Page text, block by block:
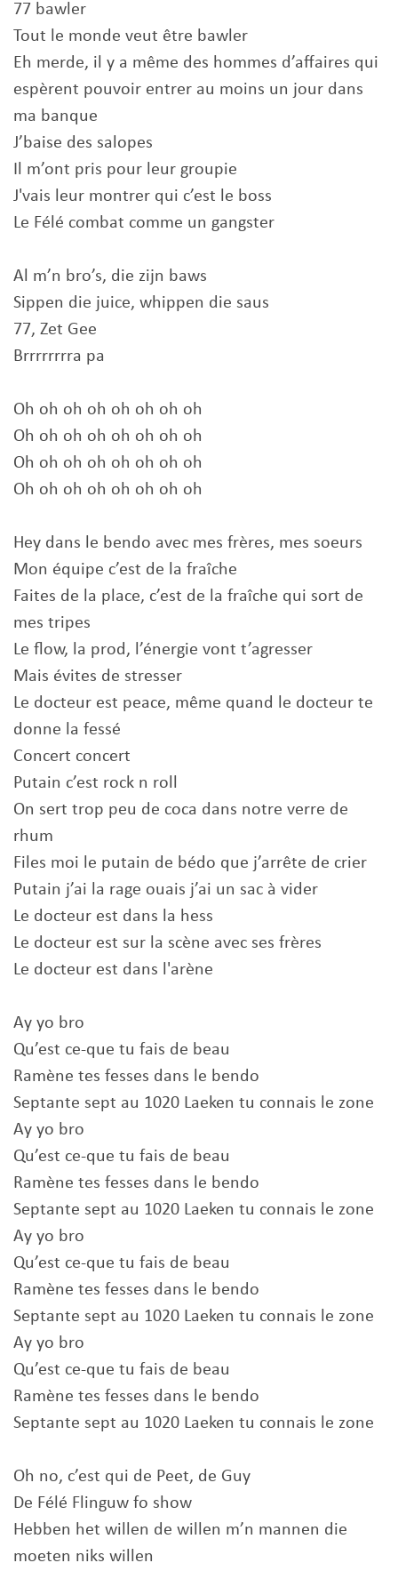
77 bawler
Tout le monde veut être bawler
Eh merde, il y a même des hommes d’affaires qui
espèrent pouvoir entrer au moins un jour dans
ma banque
J’baise des salopes
Il m’ont pris pour leur groupie
J'vais leur montrer qui c’est le boss
Le Félé combat comme un gangster
Al m’n bro’s, die zijn baws
Sippen die juice, whippen die saus
77, Zet Gee
Brrrrrrrra pa
Oh oh oh oh oh oh oh oh
Oh oh oh oh oh oh oh oh
Oh oh oh oh oh oh oh oh
Oh oh oh oh oh oh oh oh
Hey dans le bendo avec mes frères, mes soeurs
Mon équipe c’est de la fraîche
Faites de la place, c’est de la fraîche qui sort de
mes tripes
Le flow, la prod, l’énergie vont t’agresser
Mais évites de stresser
Le docteur est peace, même quand le docteur te
donne la fessé
Concert concert
Putain c’est rock n roll
On sert trop peu de coca dans notre verre de
rhum
Files moi le putain de bédo que j’arrête de crier
Putain j’ai la rage ouais j’ai un sac à vider
Le docteur est dans la hess
Le docteur est sur la scène avec ses frères
Le docteur est dans l'arène
Ay yo bro
Qu’est ce-que tu fais de beau
Ramène tes fesses dans le bendo
Septante sept au 1020 Laeken tu connais le zone
Ay yo bro
Qu’est ce-que tu fais de beau
Ramène tes fesses dans le bendo
Septante sept au 1020 Laeken tu connais le zone
Ay yo bro
Qu’est ce-que tu fais de beau
Ramène tes fesses dans le bendo
Septante sept au 1020 Laeken tu connais le zone
Ay yo bro
Qu’est ce-que tu fais de beau
Ramène tes fesses dans le bendo
Septante sept au 1020 Laeken tu connais le zone
Oh no, c’est qui de Peet, de Guy
De Félé Flinguw fo show
Hebben het willen de willen m’n mannen die
moeten niks willen